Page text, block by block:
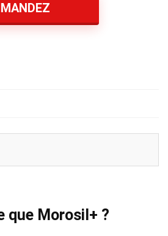
que Morosil+ ?